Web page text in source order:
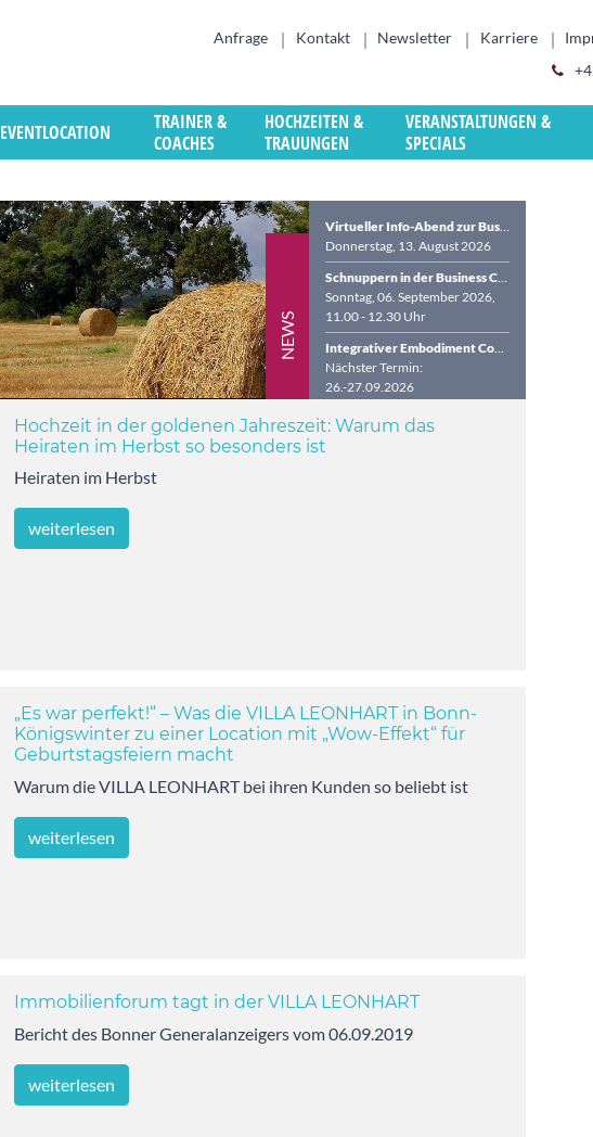
Anfrage Kontakt Newsletter Karriere
EVENTLOCATION
TRAINER &
COACHES
HOCHZEITEN &
TRAUUNGEN
VERANSTALTUNGEN &
SPECIALS
NEWS
Virtueller Info-Abend zur Business Coach-Ausbildung (BDVT & WCTC)
Donnerstag, 13. August 2026
Schnuppern in der Business Coach-Ausbildung in der VILLA LEONHART
Sonntag, 06. September 2026,
11.00 - 12.30 Uhr
Integrativer Embodiment Coach (WCTC)
Nächster Termin:
26.-27.09.2026
Team Coach (WCTC)
Hochzeit in der goldenen Jahreszeit: Warum das
Heiraten im Herbst so besonders ist
Heiraten im Herbst
weiterlesen
„Es war perfekt!“ – Was die VILLA LEONHART in Bonn-
Königswinter zu einer Location mit „Wow-Effekt“ für
Geburtstagsfeiern macht
Warum die VILLA LEONHART bei ihren Kunden so beliebt ist
weiterlesen
Immobilienforum tagt in der VILLA LEONHART
Bericht des Bonner Generalanzeigers vom 06.09.2019
weiterlesen